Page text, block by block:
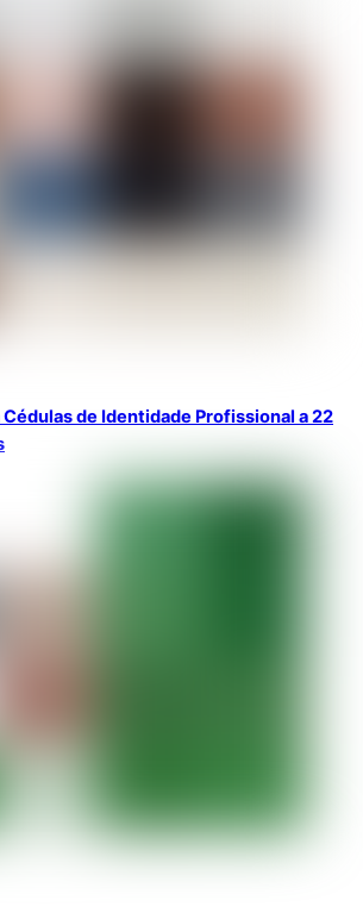
de Identidade Profissional a 22